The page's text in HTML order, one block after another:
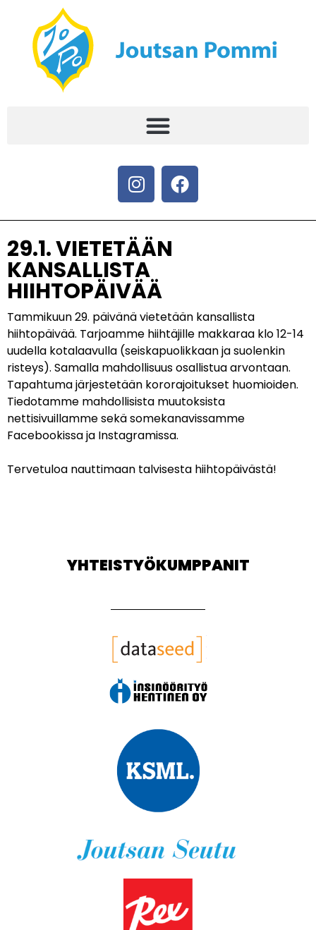
29.1. VIETETÄÄN
KANSALLISTA
HIIHTOPÄIVÄÄ
Tammikuun 29. päivänä vietetään kansallista
hiihtopäivää. Tarjoamme hiihtäjille makkaraa klo 12-14
uudella kotalaavulla (seiskapuolikkaan ja suolenkin
risteys). Samalla mahdollisuus osallistua arvontaan.
Tapahtuma järjestetään kororajoitukset huomioiden.
Tiedotamme mahdollisista muutoksista
nettisivuillamme sekä somekanavissamme
Facebookissa ja Instagramissa.
Tervetuloa nauttimaan talvisesta hiihtopäivästä!
YHTEISTYÖKUMPPANIT